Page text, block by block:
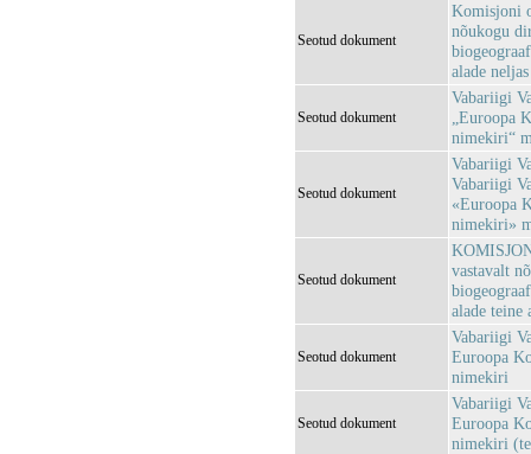
Seotud dokument
Komisjoni
nõukogu
alade
Seotud dokument
Vabariigi
„Euroopa
nimekiri“
Seotud dokument
Vabariigi
Vabariigi
«Euroopa
nimekiri»
Seotud dokument
vastavalt
alade teine
Seotud dokument
Vabariigi
Euroopa
nimekiri
Seotud dokument
Vabariigi
Euroopa
nimekiri